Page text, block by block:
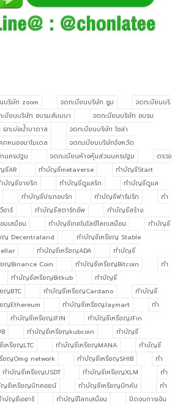
บริษัท zoom จดทะบียนบริษัท ซูม
จดทะบียนบริ
ะบียนบริษัท อบรมสัมมนา
จดทะบียนบริษัท อบรม
จาะบ่อน้ำบาดาล
จดทะบียนบริษัท โซล่า
กหนองนาโมเดล
จดทะเบียนบริษัทจังหวัด
นครปฐม จดทะเบียนห้างหุ้นส่วนนครปฐม
ตรวจ
ชีAR ทำบัญชีmetaverse
ทำบัญชีStart
บัญชีขายริก ทำบัญชีดูแลริก
ทำบัญชีดูแล
ทำบัญชีประกอบริก ทำบัญชีฟาร์มริก
ทำ
าร์ ทำบัญชีสตาร์ทอัพ
ทำบัญชีสร้าง
มเสมือน ทำบัญชีเทคโนโลยีโลกเสมือน
ทำบัญชี
ญ Decentraland
ทำบัญชีเหรียญ Stable
ทำบัญชีเหรียญADA
ทำบัญชี
ญBinance Coin ทำบัญชีเหรียญBitcoin
ทำ
ทำบัญชีเหรียญBitkub
ทำบัญชี
ญBTC ทำบัญชีเหรียญCardano
ทำบัญชี
ญEthereum ทำบัญชีเหรียญJaymart
ทำ
ทำบัญชีเหรียญJFIN
ทำบัญชีเหรียญJFin
ทำบัญชีเหรียญkubcoin
ทำบัญชี
หรียญLTC ทำบัญชีเหรียญMANA
ทำบัญชี
ยญOmg network ทำบัญชีเหรียญSHIB
ทำ
ทำบัญชีเหรียญUSDT ทำบัญชีเหรียญXLM
ทำ
ญชีเหรียญบิทคอยน์ ทำบัญชีเหรียญบิทคับ
ทำ
บัญชีเออาร์ ทำบัญชีโลกเสมือน
ปิดงบการเงิน